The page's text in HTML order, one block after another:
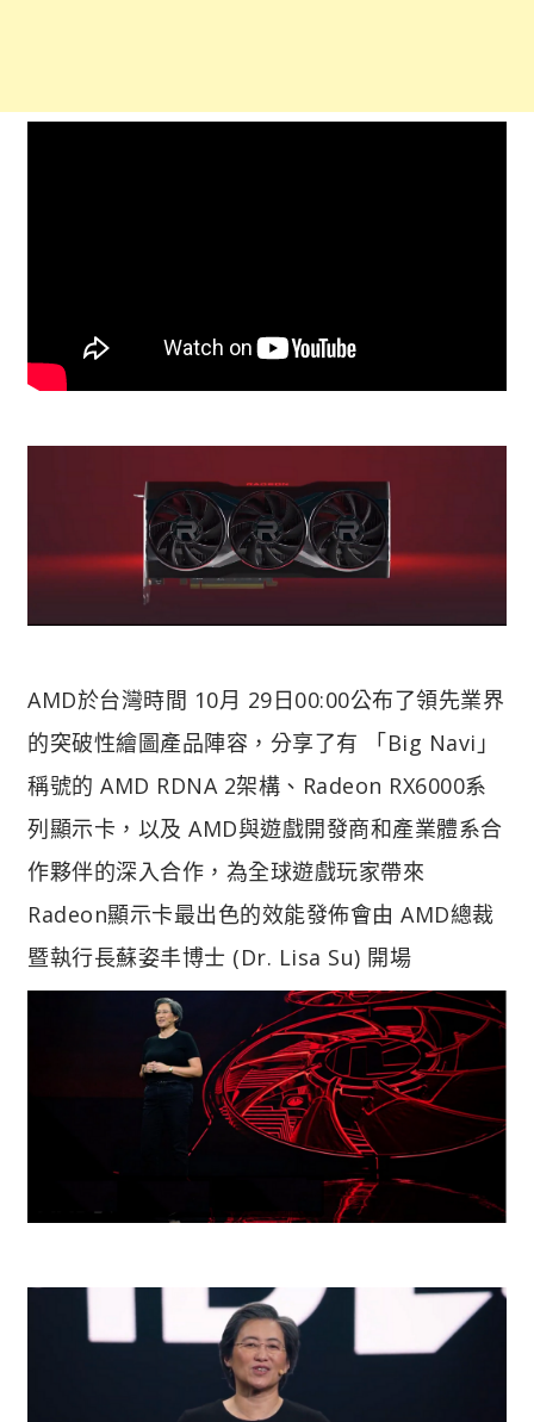
AMD於台灣時間 10月 29日00:00公布了領先業界
的突破性繪圖產品陣容，分享了有 「Big Navi」
稱號的 AMD RDNA 2架構、Radeon RX6000系
列顯示卡，以及 AMD與遊戲開發商和產業體系合
作夥伴的深入合作，為全球遊戲玩家帶來
Radeon顯示卡最出色的效能發佈會由 AMD總裁
暨執行長蘇姿丰博士 (Dr. Lisa Su) 開場